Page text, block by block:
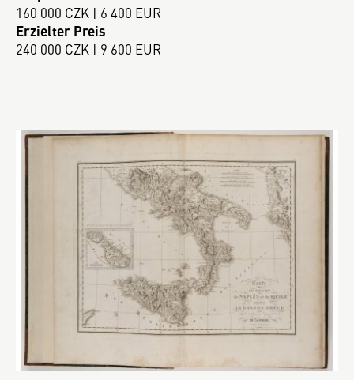
160 000 CZK | 6 400 EUR
Erzielter Preis
240 000 CZK | 9 600 EUR